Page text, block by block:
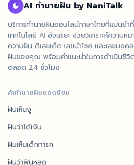
AI ทำนายฝัน by NaniTalk
บริการทำนายฝันออนไลน์ภาษาไทยที่แม่นย
เทคโนโลยี AI อัจฉริยะ ช่วยวิเคราะห์ความห
ความฝัน ตีเลขเด็ด เลขนำโชค และเลขมงค
ฝันของคุณ พร้อมคำแนะนำในการดำเนินชีวิ
ตลอด 24 ชั่วโมง
คำทำนายฝันยอดนิยม
ฝันเห็นงู
ฝันว่าได้เงิน
ฝันเห็นเด็กทารก
ฝันว่าฟันหลุด